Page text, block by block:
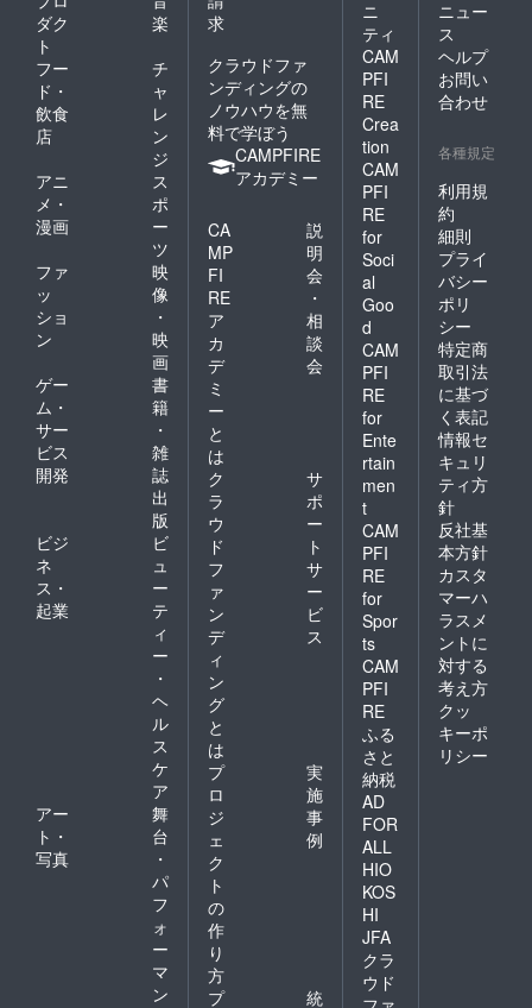
ダク
ト
楽
フー
ド・
飲食
店
チ
ャ
レ
ン
ジ
アニ
メ・
漫画
ス
ポ
ー
ツ
ファ
ッ
ショ
ン
映
像
・
映
画
ゲー
ム・
サー
ビス
開発
書
籍
・
雑
誌
出
版
ビジ
ネ
ス・
起業
ビ
ュ
ー
テ
ィ
ー
・
ヘ
ル
ス
ケ
ア
アー
ト・
写真
舞
台
・
パ
フ
ォ
ー
マ
ン
求
クラウドファ
ンディングの
ノウハウを無
料で学ぼう
CAMPFIRE
アカデミー
CA
MP
FI
RE
ア
カ
デ
ミ
ー
と
は
説
明
会
・
相
談
会
ク
ラ
ウ
ド
フ
ァ
ン
デ
ィ
ン
グ
と
は
サ
ポ
ー
ト
サ
ー
ビ
ス
プ
ロ
ジ
ェ
ク
ト
の
作
り
方
実
施
事
例
プ
統
ニ
ティ
CAM
PFI
RE
Crea
tion
CAM
PFI
RE
for
Soci
al
Goo
d
CAM
PFI
RE
for
Ente
rtain
men
t
CAM
PFI
RE
for
Spor
ts
CAM
PFI
RE
ふる
さと
納税
AD
FOR
ALL
HIO
KOS
HI
JFA
クラ
ウド
ニュー
ス
ヘルプ
お問い
合わせ
各種規定
利用規
約
細則
プライ
バシー
ポリ
シー
特定商
取引法
に基づ
く表記
情報セ
キュリ
ティ方
針
反社基
本方針
カスタ
マーハ
ラスメ
ントに
対する
考え方
クッ
キーポ
リシー